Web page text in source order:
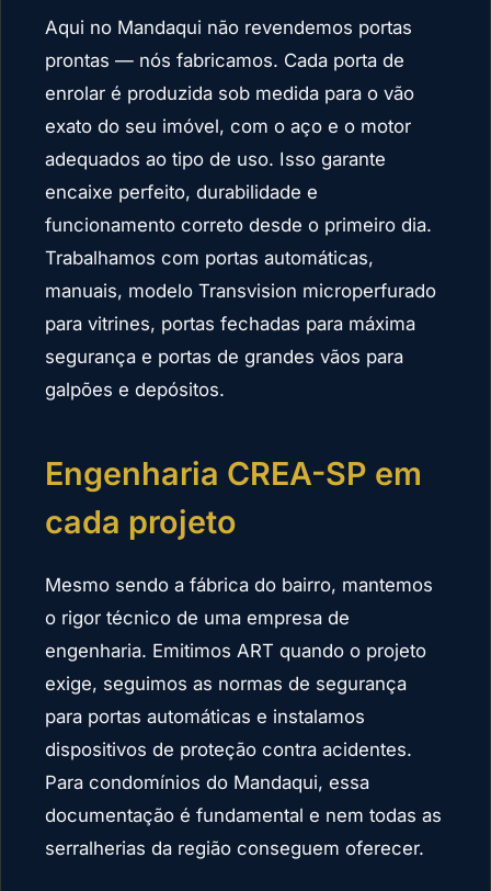
Aqui no Mandaqui não revendemos portas
prontas — nós fabricamos. Cada porta de
enrolar é produzida sob medida para o vão
exato do seu imóvel, com o aço e o motor
adequados ao tipo de uso. Isso garante
encaixe perfeito, durabilidade e
funcionamento correto desde o primeiro dia.
Trabalhamos com portas automáticas,
manuais, modelo Transvision microperfurado
para vitrines, portas fechadas para máxima
segurança e portas de grandes vãos para
galpões e depósitos.
Engenharia CREA-SP em
cada projeto
Mesmo sendo a fábrica do bairro, mantemos
o rigor técnico de uma empresa de
engenharia. Emitimos ART quando o projeto
exige, seguimos as normas de segurança
para portas automáticas e instalamos
dispositivos de proteção contra acidentes.
Para condomínios do Mandaqui, essa
documentação é fundamental e nem todas as
serralherias da região conseguem oferecer.